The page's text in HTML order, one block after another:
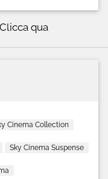
Clicca qua
Cinema Collection
Sky Cinema Suspense